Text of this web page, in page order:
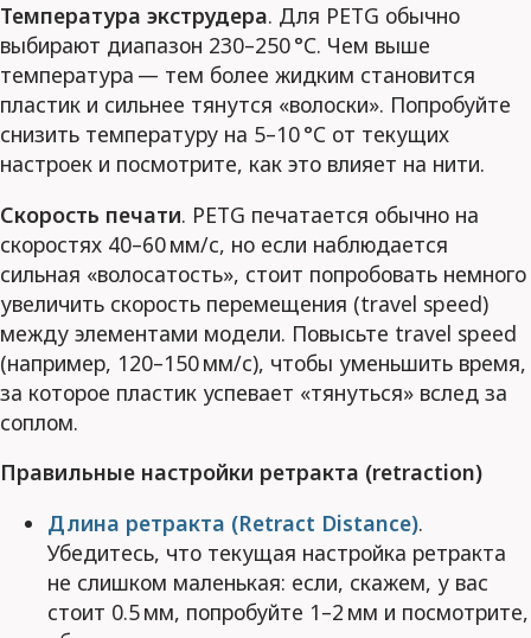
Температура экструдера. Для PETG обычно
выбирают диапазон 230–250 °C. Чем выше
температура — тем более жидким становится
пластик и сильнее тянутся «волоски». Попробуйте
снизить температуру на 5–10 °C от текущих
настроек и посмотрите, как это влияет на нити.
Скорость печати. PETG печатается обычно на
скоростях 40–60 мм/с, но если наблюдается
сильная «волосатость», стоит попробовать немного
увеличить скорость перемещения (travel speed)
между элементами модели. Повысьте travel speed
(например, 120–150 мм/с), чтобы уменьшить время,
за которое пластик успевает «тянуться» вслед за
соплом.
Правильные настройки ретракта (retraction)
Длина ретракта (Retract Distance).
Убедитесь, что текущая настройка ретракта
не слишком маленькая: если, скажем, у вас
стоит 0.5 мм, попробуйте 1–2 мм и посмотрите,